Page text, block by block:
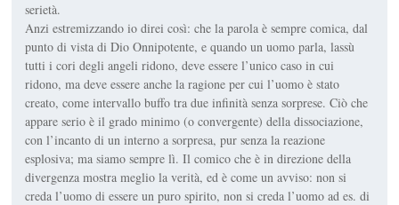
serietà.
Anzi estremizzando io direi così: che la parola è sempre comica, dal
punto di vista di Dio Onnipotente, e quando un uomo parla, lassù
tutti i cori degli angeli ridono, deve essere l’unico caso in cui
ridono, ma deve essere anche la ragione per cui l’uomo è stato
creato, come intervallo buffo tra due infinità senza sorprese. Ciò che
appare serio è il grado minimo (o convergente) della dissociazione,
con l’incanto di un interno a sorpresa, pur senza la reazione
esplosiva; ma siamo sempre lì. Il comico che è in direzione della
divergenza mostra meglio la verità, ed è come un avviso: non si
creda l’uomo di essere un puro spirito, non si creda l’uomo ad es. di